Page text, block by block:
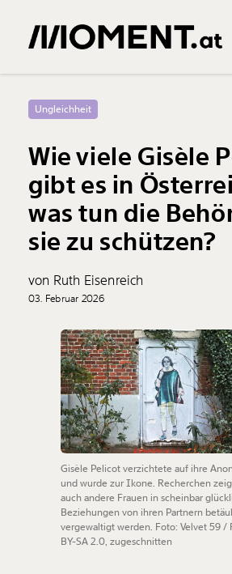
0Treffer
Ungleichheit
Wie viele Gisèle
gibt es in
was tun die
sie zu schützen?
von Ruth Eisenreich
03. Februar 2026
Gisèle Pelicot verzichtete auf ihre
und wurde zur Ikone. Recherchen
auch andere Frauen in scheinbar
Beziehungen von ihren Partnern
vergewaltigt werden. Foto: Velvet 59 /
BY-SA 2.0, zugeschnitten